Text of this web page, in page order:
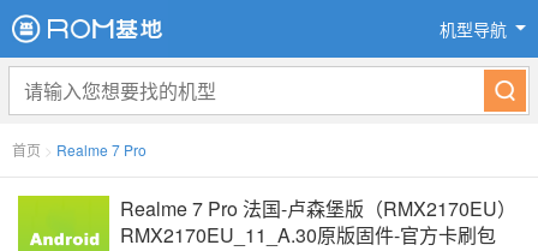
机型导航
首页 > Realme 7 Pro
Realme 7 Pro 法国-卢森堡版（RMX2170EU）
RMX2170EU_11_A.30原版固件-官方卡刷包